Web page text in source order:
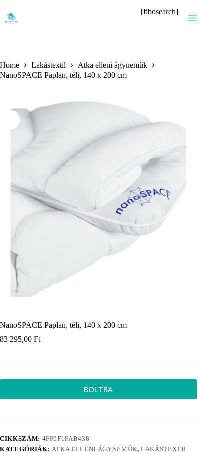
content
[fibosearch]
Home Lakástextil
Atka elleni ágyneműk
NanoSPACE Paplan, téli, 140 x 200 cm
NanoSPACE Paplan, téli, 140 x 200 cm
83 295,00 Ft
BOLTBA
CIKKSZÁM: 4FF9F1FAB438
KATEGÓRIÁK: ATKA ELLENI ÁGYNEMŰK,LAKÁSTEXTIL